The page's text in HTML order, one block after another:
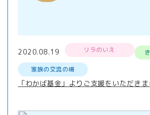
2020.08.19 リラのいえ
家族の交流の場
「わかば基金」よりご支援をいただき